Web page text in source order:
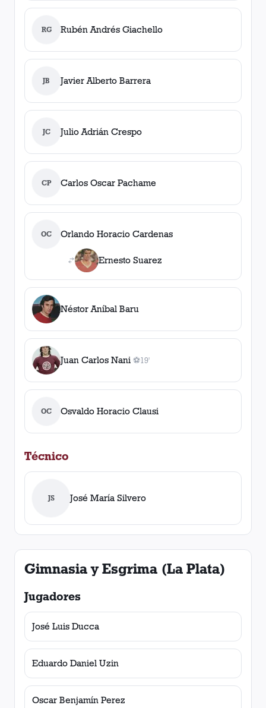
RG Rubén Andrés Giachello
JB Javier Alberto Barrera
JC Julio Adrián Crespo
CP Carlos Oscar Pachame
OC Orlando Horacio Cardenas
Ernesto Suarez
Néstor Aníbal Baru
Juan Carlos Nani ⚽
1gol
19'
OC Osvaldo Horacio Clausi
Técnico
JS José María Silvero
Gimnasia y Esgrima (La Plata)
Jugadores
José Luis Ducca
Eduardo Daniel Uzin
Oscar Benjamín Perez